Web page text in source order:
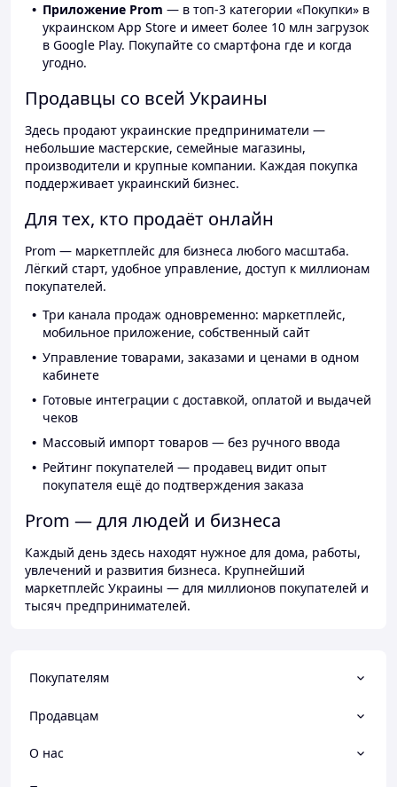
Приложение Prom — в топ-3 категории «Покупки» в
украинском App Store и имеет более 10 млн загрузок
в Google Play. Покупайте со смартфона где и когда
угодно.
Продавцы со всей Украины
Здесь продают украинские предприниматели —
небольшие мастерские, семейные магазины,
производители и крупные компании. Каждая покупка
поддерживает украинский бизнес.
Для тех, кто продаёт онлайн
Prom — маркетплейс для бизнеса любого масштаба.
Лёгкий старт, удобное управление, доступ к миллионам
покупателей.
Три канала продаж одновременно: маркетплейс,
мобильное приложение, собственный сайт
Управление товарами, заказами и ценами в одном
кабинете
Готовые интеграции с доставкой, оплатой и выдачей
чеков
Массовый импорт товаров — без ручного ввода
Рейтинг покупателей — продавец видит опыт
покупателя ещё до подтверждения заказа
Prom — для людей и бизнеса
Каждый день здесь находят нужное для дома, работы,
увлечений и развития бизнеса. Крупнейший
маркетплейс Украины — для миллионов покупателей и
тысяч предпринимателей.
Покупателям
Продавцам
О нас